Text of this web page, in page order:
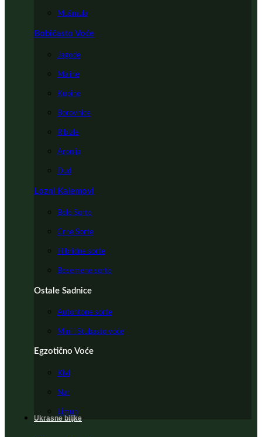
Mušmula
Bobičasto Voće
Jagode
Maline
Kupine
Borovnice
Ribizle
Aronija
Dud
Lozni Kalemovi
Bele Sorte
Crne Sorte
Hibridne sorte
Besemene sorte
Ostale Sadnice
Autohtone sorte
Mini i Stubasto voće
Egzotično Voće
Kivi
Nar
Limun
Ukrasne biljke